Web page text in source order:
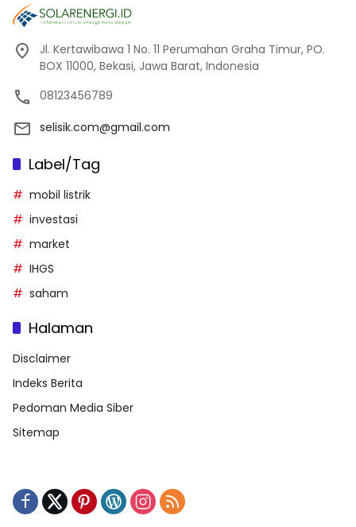
Jl. Kertawibawa 1 No. 11 Perumahan Graha Timur, PO.
BOX 11000, Bekasi, Jawa Barat, Indonesia
08123456789
selisik.com@gmail.com
Label/Tag
mobil listrik
investasi
market
IHGS
saham
Halaman
Disclaimer
Indeks Berita
Pedoman Media Siber
Sitemap